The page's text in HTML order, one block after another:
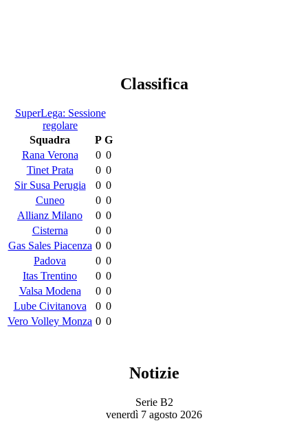
Classifica
SuperLega: Sessione
regolare
Squadra
P G
Rana Verona
0 0
Tinet Prata
0 0
Sir Susa Perugia
0 0
Cuneo
0 0
Allianz Milano
0 0
Cisterna
0 0
Gas Sales Piacenza 0 0
Padova
0 0
Itas Trentino
0 0
Valsa Modena
0 0
Lube Civitanova
0 0
Vero Volley Monza 0 0
Notizie
Serie B2
venerdì 7 agosto 2026